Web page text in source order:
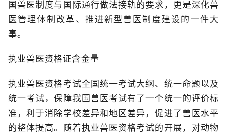
国兽医制度与国际通行做法接轨的要求，更是深化兽
医管理体制改革、推进新型兽医制度建设的一件大
事。
执业兽医资格证含金量
执业兽医资格考试全国统一考试大纲、统一命题以及
统一考试，保障我国兽医考试有了一个统一的评价标
准，利于消除学校差异和地区差异，促进了兽医水平
的整体提高。随着执业兽医资格考试的开展，对动物